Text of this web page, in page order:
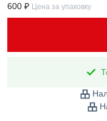
600 ₽ Цена за упаковку